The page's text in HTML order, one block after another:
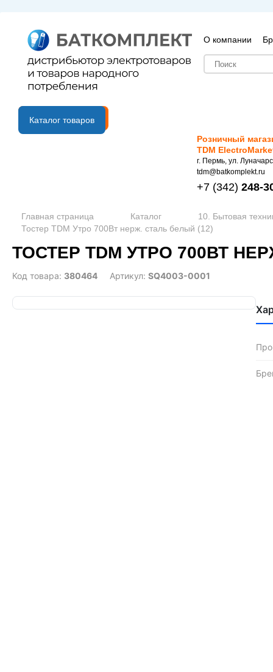
О компании
B2B портал
Каталог товаров
Розничный
TDM
г. Пермь, ул.
tdm@batkomplekt.ru
+7 (342) 248-
Главная страница Каталог
10. Бытовая
Тостер TDM Утро 700Вт нерж. сталь белый (12)
ТОСТЕР TDM УТРО 700ВТ
Код товара: 380464 Артикул: SQ4003-0001